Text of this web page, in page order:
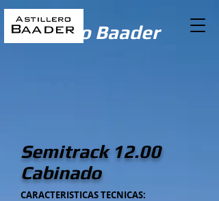
Astillero Baader
Semitrack 12.00
Cabinado
CARACTERISTICAS TECNICAS: